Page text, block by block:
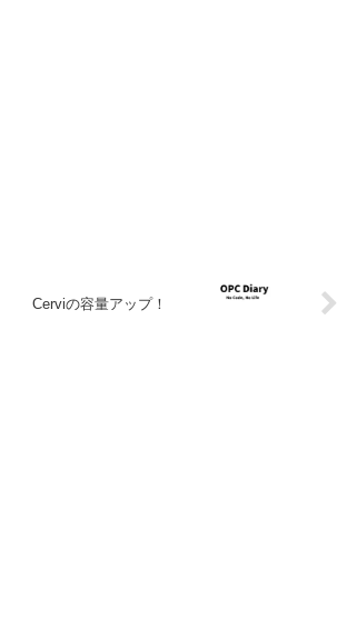
Cerviの容量アップ！